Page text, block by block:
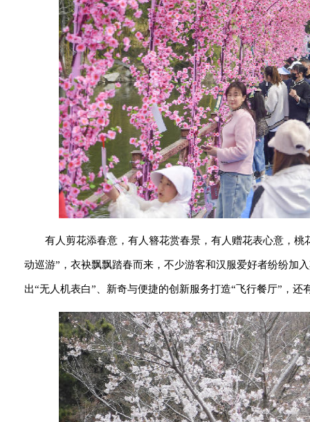
有人剪花添春意，有人簪花赏春景，有人赠花表心意，
动巡游”，衣袂飘飘踏春而来，不少游客和汉服爱好者纷纷加
出“无人机表白”、新奇与便捷的创新服务打造“飞行餐厅”，